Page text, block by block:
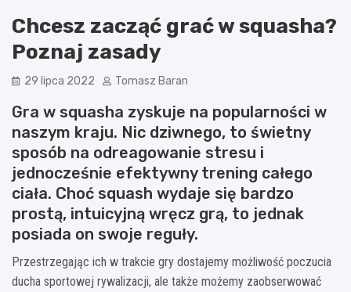
Chcesz zacząć grać w squasha?
Poznaj zasady
29 lipca 2022 Tomasz Baran
Gra w squasha zyskuje na popularności w
naszym kraju. Nic dziwnego, to świetny
sposób na odreagowanie stresu i
jednocześnie efektywny trening całego
ciała. Choć squash wydaje się bardzo
prostą, intuicyjną wręcz grą, to jednak
posiada on swoje reguły.
Przestrzegając ich w trakcie gry dostajemy możliwość poczucia
ducha sportowej rywalizacji, ale także możemy zaobserwować